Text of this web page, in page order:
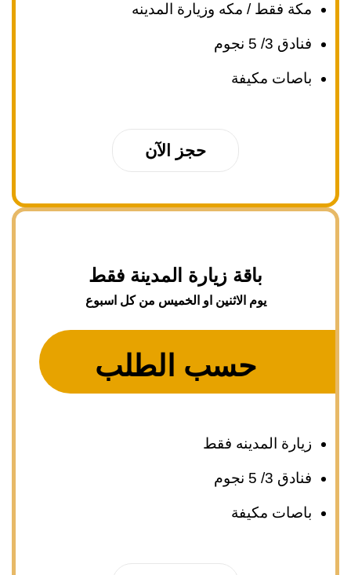
مكة فقط / مكه وزيارة المدينه
فنادق 3/ 5 نجوم
باصات مكيفة
حجز الآن
باقة زيارة المدينة فقط
يوم الاثنين او الخميس من كل اسبوع
حسب الطلب
زيارة المدينه فقط
فنادق 3/ 5 نجوم
باصات مكيفة